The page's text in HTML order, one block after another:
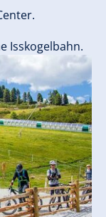
Isskogelbahn.